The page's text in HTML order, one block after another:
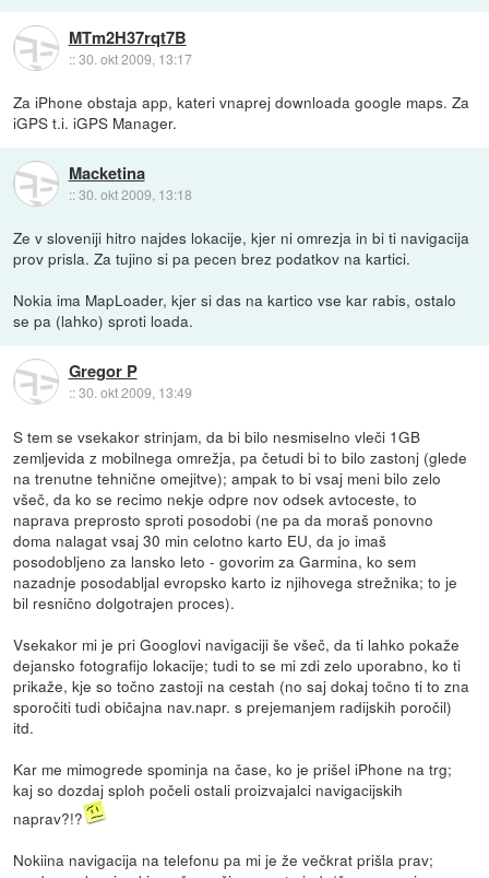
MTm2H37rqt7B
::30. okt 2009, 13:17
Za iPhone obstaja app, kateri vnaprej downloada google maps. Za
iGPS t.i. iGPS Manager.
Macketina
::30. okt 2009, 13:18
Ze v sloveniji hitro najdes lokacije, kjer ni omrezja in bi ti navigacija
prov prisla. Za tujino si pa pecen brez podatkov na kartici.
Nokia ima MapLoader, kjer si das na kartico vse kar rabis, ostalo
se pa (lahko) sproti loada.
Gregor P
::30. okt 2009, 13:49
S tem se vsekakor strinjam, da bi bilo nesmiselno vleči 1GB
zemljevida z mobilnega omrežja, pa četudi bi to bilo zastonj (glede
na trenutne tehnične omejitve); ampak to bi vsaj meni bilo zelo
všeč, da ko se recimo nekje odpre nov odsek avtoceste, to
naprava preprosto sproti posodobi (ne pa da moraš ponovno
doma nalagat vsaj 30 min celotno karto EU, da jo imaš
posodobljeno za lansko leto - govorim za Garmina, ko sem
nazadnje posodabljal evropsko karto iz njihovega strežnika; to je
bil resnično dolgotrajen proces).
Vsekakor mi je pri Googlovi navigaciji še všeč, da ti lahko pokaže
dejansko fotografijo lokacije; tudi to se mi zdi zelo uporabno, ko ti
prikaže, kje so točno zastoji na cestah (no saj dokaj točno ti to zna
sporočiti tudi običajna nav.napr. s prejemanjem radijskih poročil)
itd.
Kar me mimogrede spominja na čase, ko je prišel iPhone na trg;
kaj so dozdaj sploh počeli ostali proizvajalci navigacijskih
naprav?!?
Nokiina navigacija na telefonu pa mi je že večkrat prišla prav;